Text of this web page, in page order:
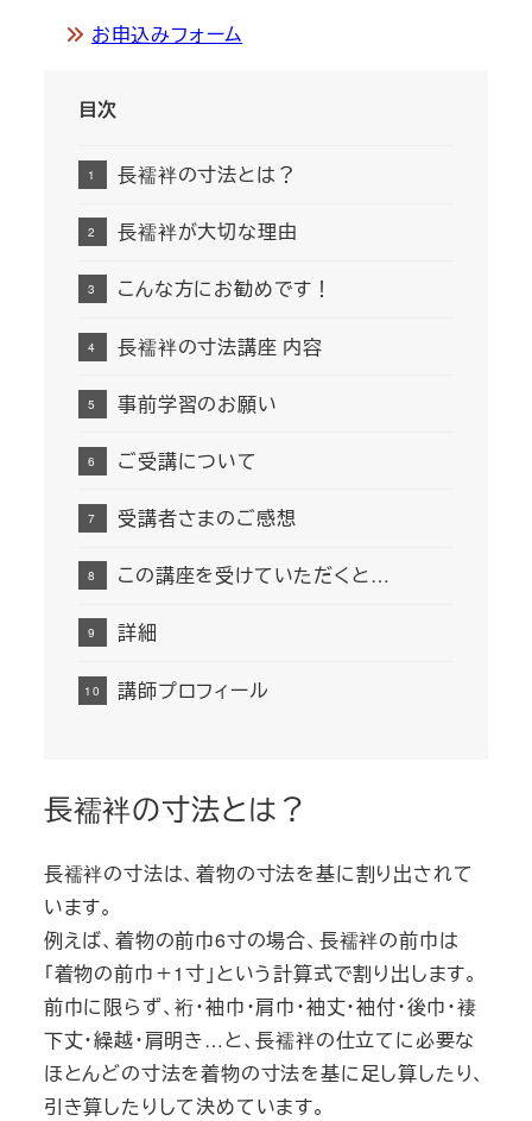
お申込みフォーム
目次
長襦袢の寸法とは？
長襦袢が大切な理由
こんな方にお勧めです！
長襦袢の寸法講座 内容
事前学習のお願い
ご受講について
受講者さまのご感想
この講座を受けていただくと…
詳細
講師プロフィール
長襦袢の寸法とは？
長襦袢の寸法は、着物の寸法を基に割り出されて
います。
例えば、着物の前巾6寸の場合、長襦袢の前巾は
「着物の前巾＋1寸」という計算式で割り出します。
前巾に限らず、裄・袖巾・肩巾・袖丈・袖付・後巾・褄
下丈・繰越・肩明き…と、長襦袢の仕立てに必要な
ほとんどの寸法を着物の寸法を基に足し算したり、
引き算したりして決めています。